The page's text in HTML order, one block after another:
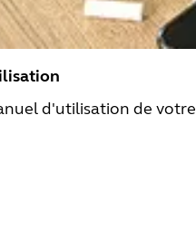
d'utilisation de votre